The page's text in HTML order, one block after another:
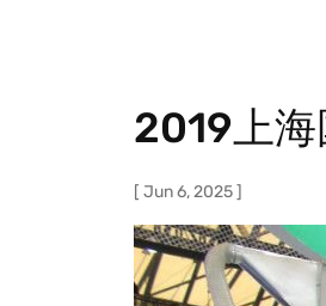
2019上海
[ Jun 6, 2025 ]